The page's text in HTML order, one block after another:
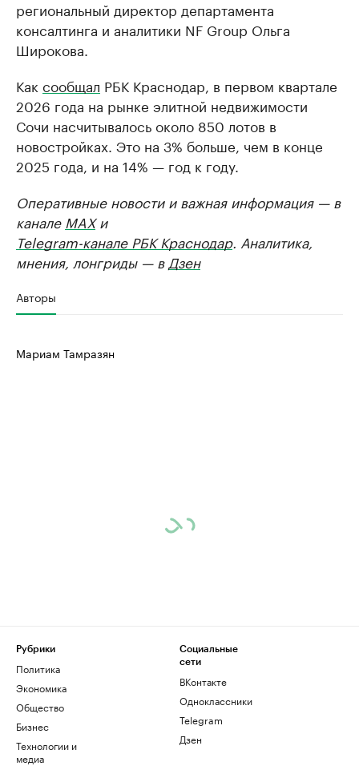
региональный директор департамента
консалтинга и аналитики NF Group Ольга
Широкова.
Как сообщал РБК Краснодар, в первом квартале
2026 года на рынке элитной недвижимости
Сочи насчитывалось около 850 лотов в
новостройках. Это на 3% больше, чем в конце
2025 года, и на 14% — год к году.
Оперативные новости и важная информация — в
канале MAXи
Telegram-канале РБК Краснодар. Аналитика,
мнения, лонгриды — в Дзен
Авторы
Мариам Тамразян
Рубрики
Политика
Экономика
Общество
Бизнес
Технологии и
медиа
Социальные
сети
ВКонтакте
Одноклассники
Telegram
Дзен